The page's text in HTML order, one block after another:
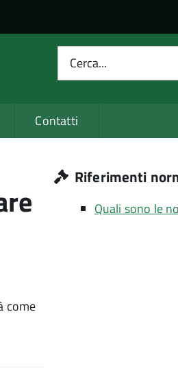
Cerca...
Contatti
come
Riferimenti
Quali sono le